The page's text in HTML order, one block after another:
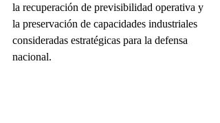
la recuperación de previsibilidad operativa y
la preservación de capacidades industriales
consideradas estratégicas para la defensa
nacional.